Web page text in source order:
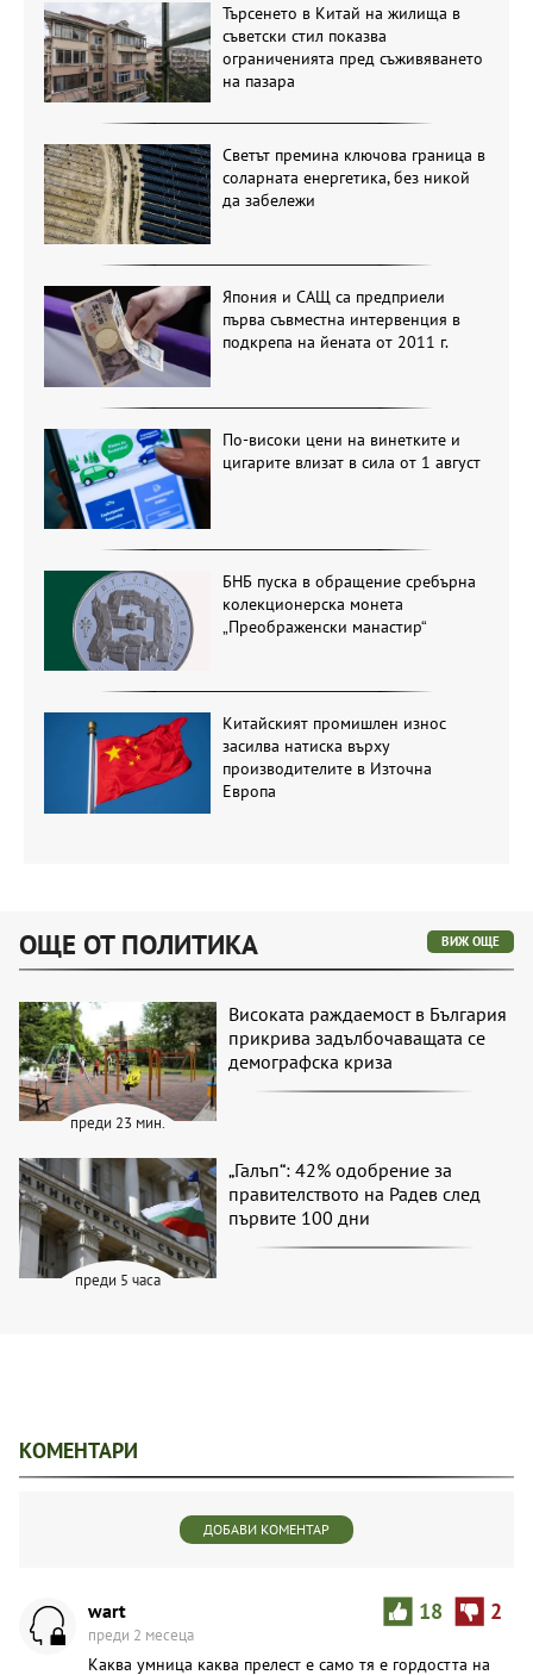
Търсенето в Китай на жилища в
съветски стил показва
ограниченията пред съживяването
на пазара
Светът премина ключова граница в
соларната енергетика, без никой
да забележи
Япония и САЩ са предприели
първа съвместна интервенция в
подкрепа на йената от 2011 г.
По-високи цени на винетките и
цигарите влизат в сила от 1 август
БНБ пуска в обращение сребърна
колекционерска монета
„Преображенски манастир“
Китайският промишлен износ
засилва натиска върху
производителите в Източна
Европа
ОЩЕ ОТ ПОЛИТИКА ВИЖ ОЩЕ
преди 23 мин.
Високата раждаемост в България
прикрива задълбочаващата се
демографска криза
преди 5 часа
„Галъп“: 42% одобрение за
правителството на Радев след
първите 100 дни
КОМЕНТАРИ
ДОБАВИ КОМЕНТАР
18 2
wart
преди 2 месеца
Каква умница каква прелест е само тя е гордостта на